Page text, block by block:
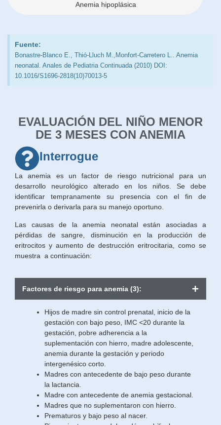
Anemia hipoplásica
Fuente:
Bonastre-Blanco E., Thió-Lluch M.,Monfort-Carretero L.. Anemia
neonatal. Anales de Pediatria Continuada (2010) DOI:
10.1016/S1696-2818(10)70013-5
EVALUACIÓN DEL NIÑO MENOR
DE 3 MESES CON ANEMIA
Interrogue
La anemia es un factor de riesgo nutricional para un
desarrollo neurológico alterado en los niños. Se debe
identificar tempranamente su presencia con el fin de
prevenirla o derivarla para su manejo oportuno.
Las causas de la anemia neonatal están asociadas a
pérdidas de sangre, disminución en la producción de
eritrocitos y aumento de destrucción eritrocitaria, como se
muestra a continuación:
Factores de riesgo para anemia (3):
Hijos de madre sin control prenatal, inicio de la
gestación con bajo peso, IMC <20 durante la
gestación, pobre adherencia a la
suplementación con hierro, madre adolescente,
anemia durante la gestación y periodo
intergenésico corto.
Madres con antecedente de bajo peso durante
la lactancia.
Madre con antecedente de anemia gestacional.
Madres que no suplementaron con hierro.
Prematuros y bajo peso al nacer.